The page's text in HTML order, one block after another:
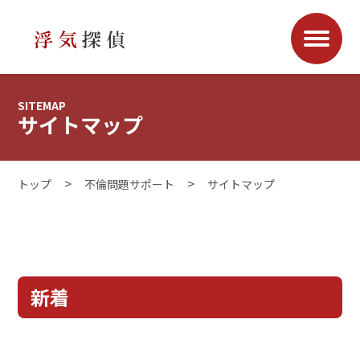
SITEMAP
サイトマップ
トップ 不倫問題サポート サイトマップ
新着